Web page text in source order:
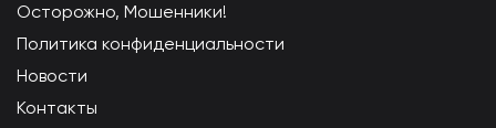
Осторожно, Мошенники!
Политика конфиденциальности
Новости
Контакты